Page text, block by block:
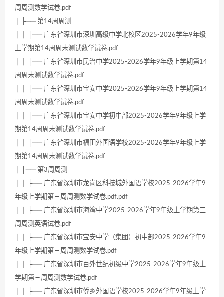
周周测数学试卷.pdf
│ ├── 第14周周测
│ │ ├── 广东省深圳市深圳高级中学北校区2025-2026学年9年级
上学期第14周周末测试数学试卷.pdf
│ │ ├── 广东省深圳市民治中学2025-2026学年9年级上学期第14
周周末测试数学试卷.pdf
│ │ ├── 广东省深圳市宝安中学2025-2026学年9年级上学期第14
周周末测试数学试卷.pdf
│ │ ├── 广东省深圳市宝安中学初中部2025-2026学年9年级上学
期第14周周末测试数学试卷.pdf
│ │ ├── 广东省深圳市福田外国语学校2025-2026学年9年级上学
期第14周周末测试数学试卷.pdf
│ ├── 第3周周测
│ │ ├── 广东省深圳市龙岗区科技城外国语学校2025-2026学年9
年级上学期第三周周测数学试卷.pdf.pdf
│ │ ├── 广东省深圳市海湾中学2025-2026学年9年级上学期第三
周周测英语试卷.pdf
│ │ ├── 广东省深圳市宝安中学（集团）初中部2025-2026学年9
年级上学期第三周周测数学试卷.pdf
│ │ ├── 广东省深圳市百外世纪初级中学2025-2026学年9年级上
学期第三周周测数学试卷.pdf
│ │ ├── 广东省深圳市侨乡外国语学校2025-2026学年9年级上学